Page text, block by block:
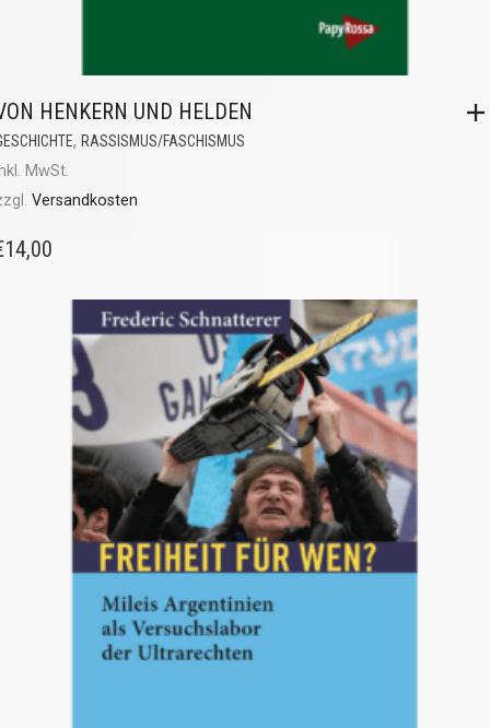
HENKERN UND HELDEN
, RASSISMUS/FASCHISMUS
MwSt.
Versandkosten
14,00